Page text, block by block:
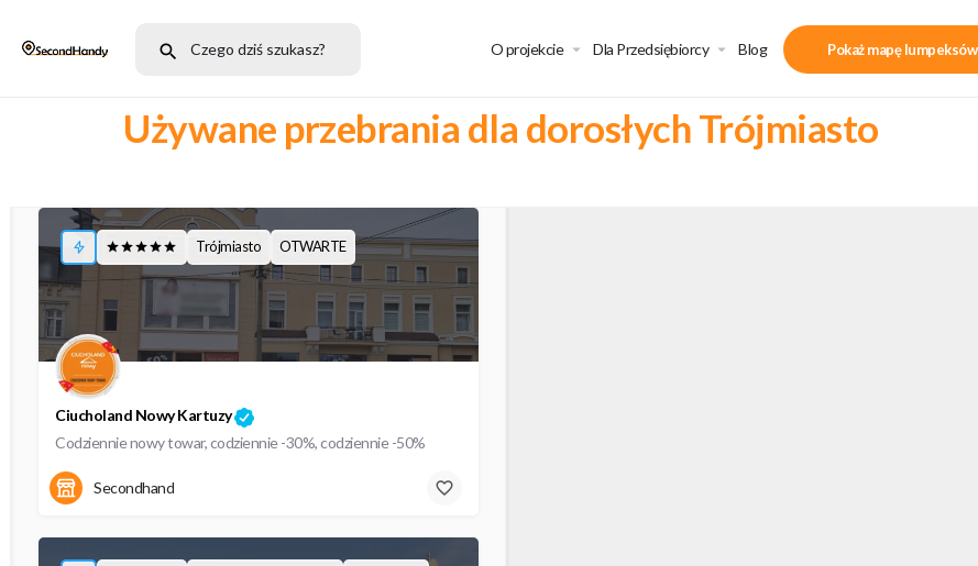
O projekcie Dla Przedsiębiorcy Blog Pokaż mapę lumpeksów
Używane przebrania dla dorosłych Trójmiasto
Ciucholand Nowy Kartuzy
Codziennie nowy towar, codziennie -30%, codziennie -50%
Plac Świętego Brunona 2
Trójmiasto OTWARTE
Secondhand
Szukaj przesuwając mapę